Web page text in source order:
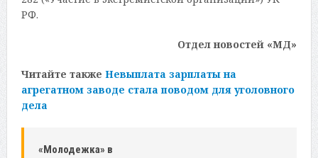
РФ.
Отдел новостей «МД»
Читайте также Невыплата зарплаты на
агрегатном заводе стала поводом для уголовного
дела
«Молодежка» в